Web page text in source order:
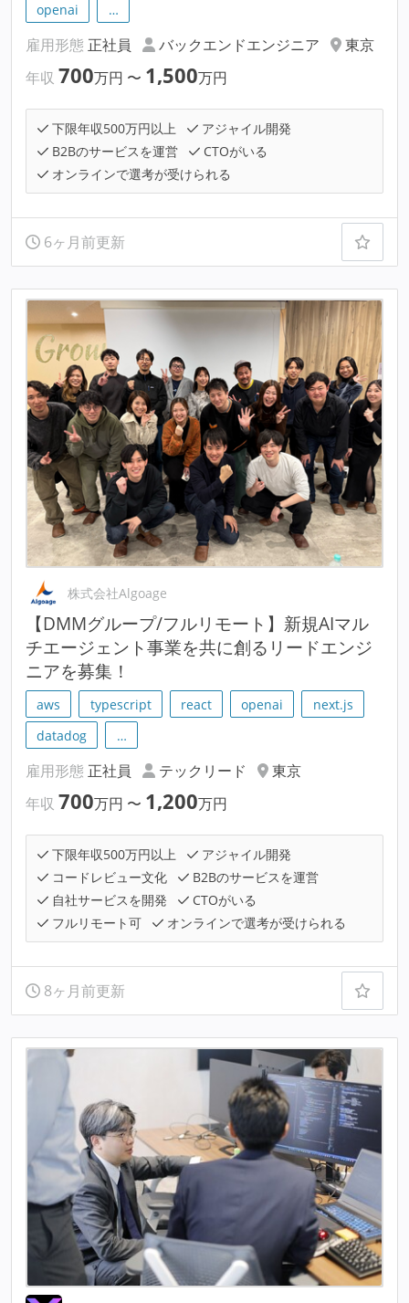
openai
…
雇用形態 正社員 バックエンドエンジニア
東京
年収 700万円 〜 1,500万円
下限年収500万円以上
アジャイル開発
B2Bのサービスを運営
CTOがいる
オンラインで選考が受けられる
6ヶ月前更新
株式会社Algoage
【DMMグループ/フルリモート】新規AIマル
チエージェント事業を共に創るリードエンジ
ニアを募集！
aws typescript react openai
next.js
datadog
…
雇用形態 正社員 テックリード
東京
年収 700万円 〜 1,200万円
下限年収500万円以上
アジャイル開発
コードレビュー文化
B2Bのサービスを運営
自社サービスを開発
CTOがいる
フルリモート可
オンラインで選考が受けられる
8ヶ月前更新